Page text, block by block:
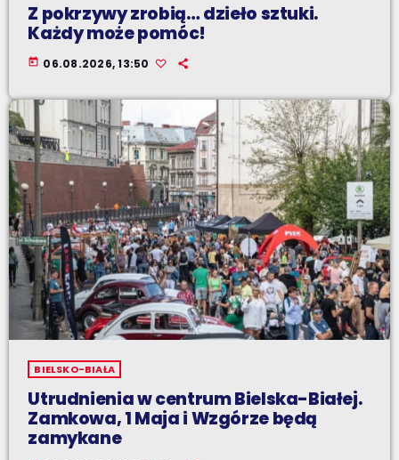
Z pokrzywy zrobią… dzieło sztuki.
Każdy może pomóc!
today 06.08.2026, 13:50
BIELSKO-BIAŁA
Utrudnienia w centrum Bielska-Białej.
Zamkowa, 1 Maja i Wzgórze będą
zamykane